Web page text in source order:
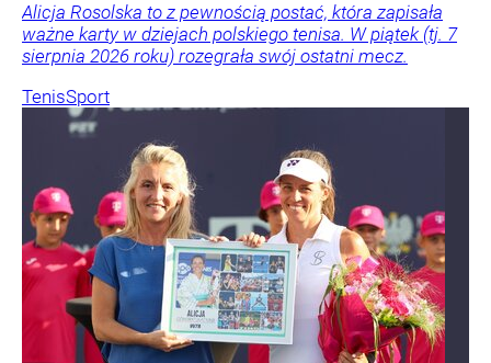
Alicja Rosolska to z pewnością postać, która zapisała
ważne karty w dziejach polskiego tenisa. W piątek (tj. 7
sierpnia 2026 roku) rozegrała swój ostatni mecz.
TenisSport